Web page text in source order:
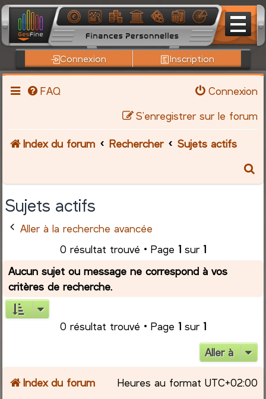
Connexion Inscription
FAQ
Connexion
S’enregistrer sur le forum
Index du forum Rechercher
Sujets actifs
e
r
Sujets actifs
Aller à la recherche avancée
0 résultat trouvé • Page 1 sur 1
Aucun sujet ou message ne correspond à vos
critères de recherche.
0 résultat trouvé • Page 1 sur 1
Aller à
Index du forum Heures au format UTC+02:00